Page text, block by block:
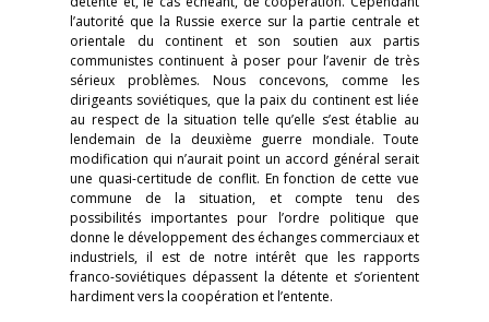
l’autorité que la Russie exerce sur la partie centrale et
orientale du continent et son soutien aux partis
communistes continuent à poser pour l’avenir de très
sérieux problèmes. Nous concevons, comme les
dirigeants soviétiques, que la paix du continent est liée
au respect de la situation telle qu’elle s’est établie au
lendemain de la deuxième guerre mondiale. Toute
modification qui n’aurait point un accord général serait
une quasi-certitude de conflit. En fonction de cette vue
commune de la situation, et compte tenu des
possibilités importantes pour l’ordre politique que
donne le développement des échanges commerciaux et
industriels, il est de notre intérêt que les rapports
franco-soviétiques dépassent la détente et s’orientent
hardiment vers la coopération et l’entente.